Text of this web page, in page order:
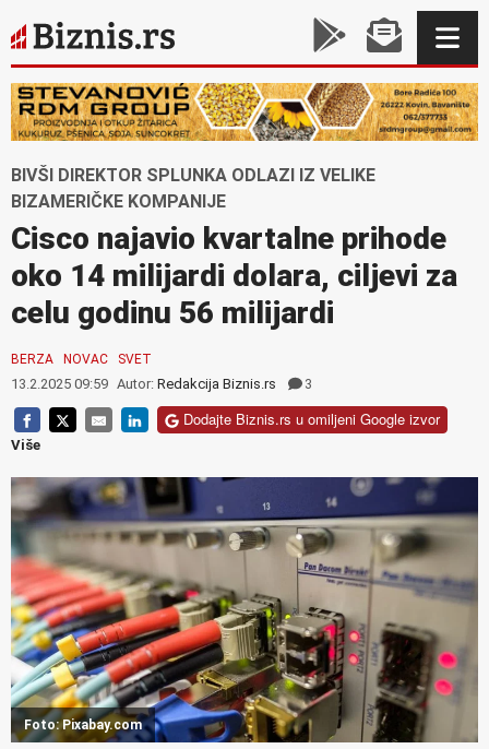
BIVŠI DIREKTOR SPLUNKA ODLAZI IZ VELIKE
BIZAMERIČKE KOMPANIJE
Cisco najavio kvartalne prihode
oko 14 milijardi dolara, ciljevi za
celu godinu 56 milijardi
BERZA NOVAC SVET
13.2.2025 09:59 Autor: Redakcija Biznis.rs 3
Dodajte Biznis.rs u omiljeni Google izvor
Više
Foto: Pixabay.com